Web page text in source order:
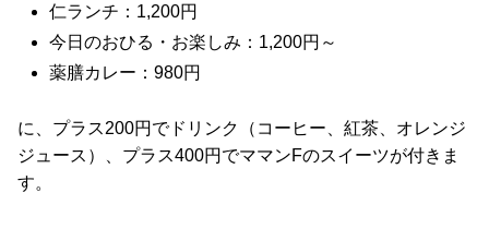
仁ランチ：1,200円
今日のおひる・お楽しみ：1,200円～
薬膳カレー：980円
に、プラス200円でドリンク（コーヒー、紅茶、オレンジ
ジュース）、プラス400円でママンFのスイーツが付きま
す。